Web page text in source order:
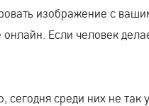
изображение с
Если человек
сегодня среди них не